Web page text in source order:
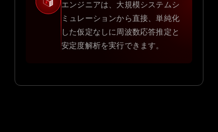
エンジニアは、大規模システムシ
ミュレーションから直接、単純化
した仮定なしに周波数応答推定と
安定度解析を実行できます。